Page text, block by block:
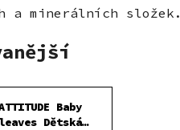
a minerálních složek.
Baby
leaves Dětská